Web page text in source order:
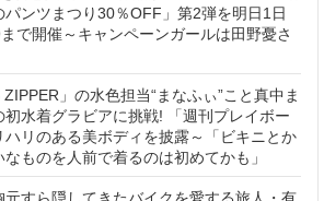
パンツまつり30％OFF」第2弾を明日1日
で開催～キャンペーンガールは田野憂さ
ZIPPER」の水色担当“まなふぃ”こと真中ま
初水着グラビアに挑戦! 「週刊プレイボー
ハリのある美ボディを披露～「ビキニとか
ものを人前で着るのは初めてかも」